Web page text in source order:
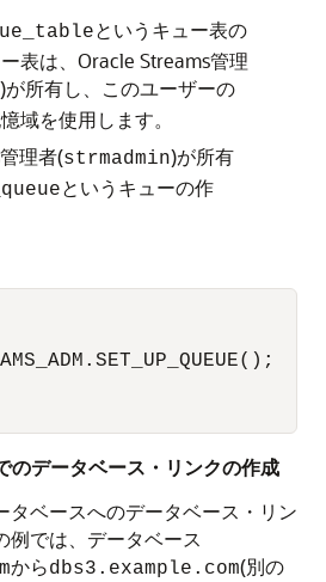
というキュー表の
表は、Oracle Streams管理
)が所有し、このユーザーの
域を使用します。
理者(strmadmin)が所有
というキューの作
データベース・リンクの作成
タベースへのデータベース・リン
例では、データベース
からdbs3.example.com(別の